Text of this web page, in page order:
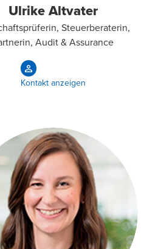
Ulrike Altvater
Steuerberaterin,
Audit & Assurance
Kontakt anzeigen